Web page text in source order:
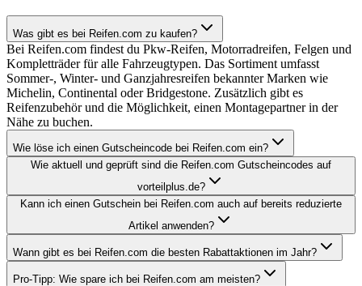
Was gibt es bei Reifen.com zu kaufen?
Bei Reifen.com findest du Pkw-Reifen, Motorradreifen, Felgen und
Kompletträder für alle Fahrzeugtypen. Das Sortiment umfasst
Sommer-, Winter- und Ganzjahresreifen bekannter Marken wie
Michelin, Continental oder Bridgestone. Zusätzlich gibt es
Reifenzubehör und die Möglichkeit, einen Montagepartner in der
Nähe zu buchen.
Wie löse ich einen Gutscheincode bei Reifen.com ein?
Wie aktuell und geprüft sind die Reifen.com Gutscheincodes auf
vorteilplus.de?
Kann ich einen Gutschein bei Reifen.com auch auf bereits reduzierte
Artikel anwenden?
Wann gibt es bei Reifen.com die besten Rabattaktionen im Jahr?
Pro-Tipp: Wie spare ich bei Reifen.com am meisten?